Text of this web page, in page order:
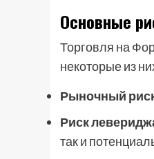
Основные
Торговля на
некоторые из
Рыночный
Риск
так и